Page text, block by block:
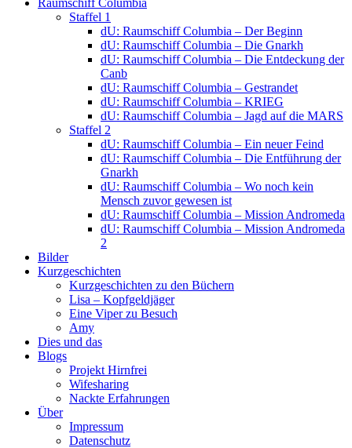
Raumschiff Columbia
Staffel 1
dU: Raumschiff Columbia – Der Beginn
dU: Raumschiff Columbia – Die Gnarkh
dU: Raumschiff Columbia – Die Entdeckung der
Canb
dU: Raumschiff Columbia – Gestrandet
dU: Raumschiff Columbia – KRIEG
dU: Raumschiff Columbia – Jagd auf die MARS
Staffel 2
dU: Raumschiff Columbia – Ein neuer Feind
dU: Raumschiff Columbia – Die Entführung der
Gnarkh
dU: Raumschiff Columbia – Wo noch kein
Mensch zuvor gewesen ist
dU: Raumschiff Columbia – Mission Andromeda
dU: Raumschiff Columbia – Mission Andromeda
2
Bilder
Kurzgeschichten
Kurzgeschichten zu den Büchern
Lisa – Kopfgeldjäger
Eine Viper zu Besuch
Amy
Dies und das
Blogs
Projekt Hirnfrei
Wifesharing
Nackte Erfahrungen
Über
Impressum
Datenschutz